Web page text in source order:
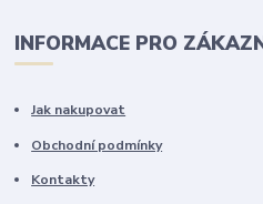
INFORMACE PRO
Jak nakupovat
Obchodní podmínky
Kontakty